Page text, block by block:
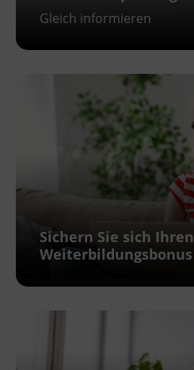
Gleich informieren
Sichern Sie sich Ihren
Weiterbildungsbonus